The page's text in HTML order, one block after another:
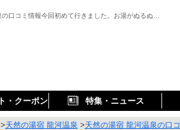
口コミ情報今回初めて行きました。お湯がぬるぬ…
・クーポン 特集・ニュース
>天然の湯宿 龍河温泉 >天然の湯宿 龍河温泉の口コ